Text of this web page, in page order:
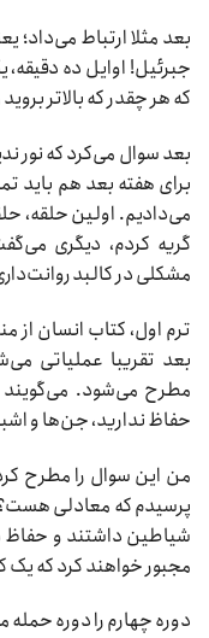
بعد مثلا ارتباط
که هر چقدر که بالاتر
بعد سوال می‌کرد که نور
برای هفته بعد هم باید
می‌دادیم. اولین حلقه،
گریه کردم، دیگری
مشکلی در کالبد
ترم اول، کتاب انسان از
بعد تقریبا عملیاتی
مطرح می‌شود. می‌گویند
حفاظ ندارید، جن‌ها و
من این سوال را مطرح
پرسیدم که معادلی
شیاطین داشتند و حفاظ
مجبور خواهند کرد که یک
دوره چهارم را دوره